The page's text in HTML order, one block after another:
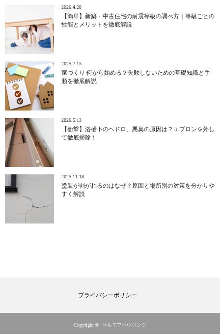
2026.4.28
【簡単】新築・中古住宅の耐震等級の調べ方｜等級ごとの
性能とメリットを徹底解説
2025.7.15
家づくり 何から始める？失敗しないための基礎知識と手
順を徹底解説
2026.5.13
【衝撃】浴槽下のヘドロ、悪臭の原因は？エプロンを外し
て徹底掃除！
2025.11.18
塗装が剥がれるのはなぜ？原因と場所別の対策を分かりや
すく解説
プライバシーポリシー
Copyright © セルモアハウジング